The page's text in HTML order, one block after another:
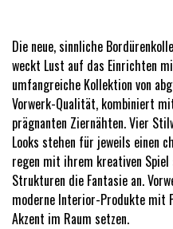
Die neue, sinnliche
weckt Lust auf das Einrichten
umfangreiche Kollektion von
Vorwerk-Qualität, kombiniert
prägnanten Ziernähten. Vier
Looks stehen für jeweils einen
regen mit ihrem kreativen Spiel
Strukturen die Fantasie an.
moderne Interior-Produkte mit
Akzent im Raum setzen.